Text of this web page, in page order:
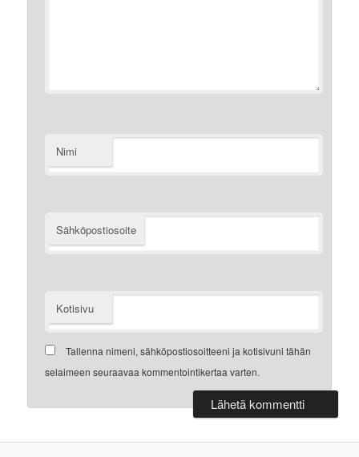
Nimi
Sähköpostiosoite
Kotisivu
Tallenna nimeni, sähköpostiosoitteeni ja kotisivuni tähän
selaimeen seuraavaa kommentointikertaa varten.